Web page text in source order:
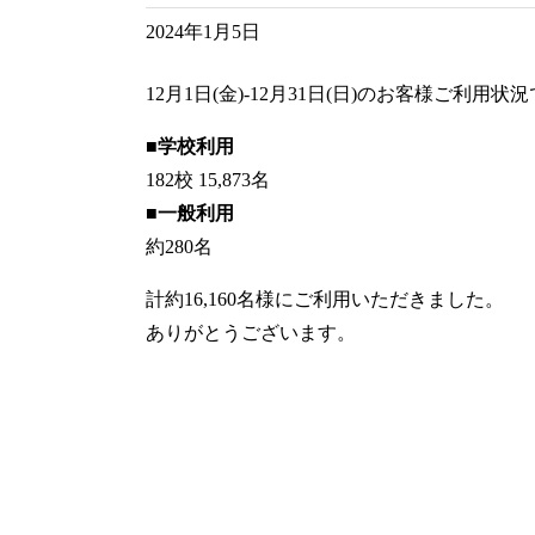
2024年1月5日
12月1日(金)-12月31日(日)のお客様ご利用状況
■学校利用
182校 15,873名
■一般利用
約280名
計約16,160名様にご利用いただきました。
ありがとうございます。